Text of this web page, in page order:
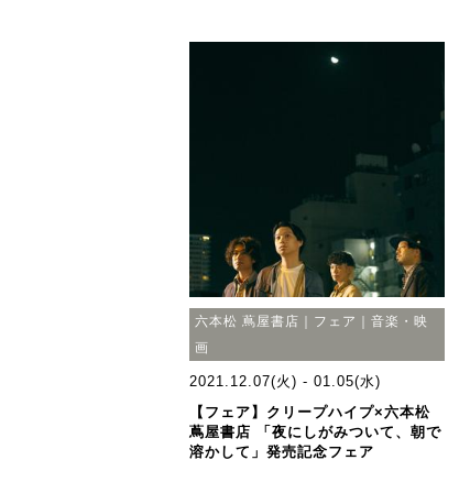
六本松 蔦屋書店｜フェア｜音楽・映
画
2021.12.07(火) - 01.05(水)
【フェア】クリープハイプ×六本松
蔦屋書店 「夜にしがみついて、朝で
溶かして」発売記念フェア